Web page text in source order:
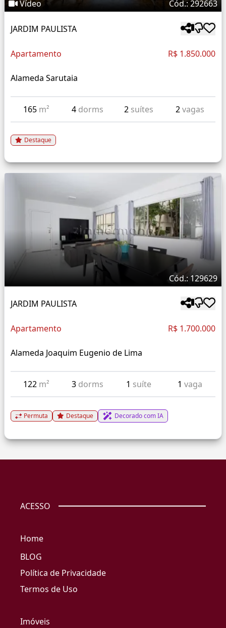
Vídeo Cód.: 292663
JARDIM PAULISTA
Apartamento R$ 1.850.000
Alameda Sarutaia
165 m² 4 dorms 2 suítes 2vagas
Destaque
Cód.: 129629
JARDIM PAULISTA
Apartamento R$ 1.700.000
Alameda Joaquim Eugenio de Lima
122 m² 3 dorms 1 suíte 1 vaga
Permuta Destaque Decorado com IA
ACESSO
Home
BLOG
Política de Privacidade
Termos de Uso
Imóveis